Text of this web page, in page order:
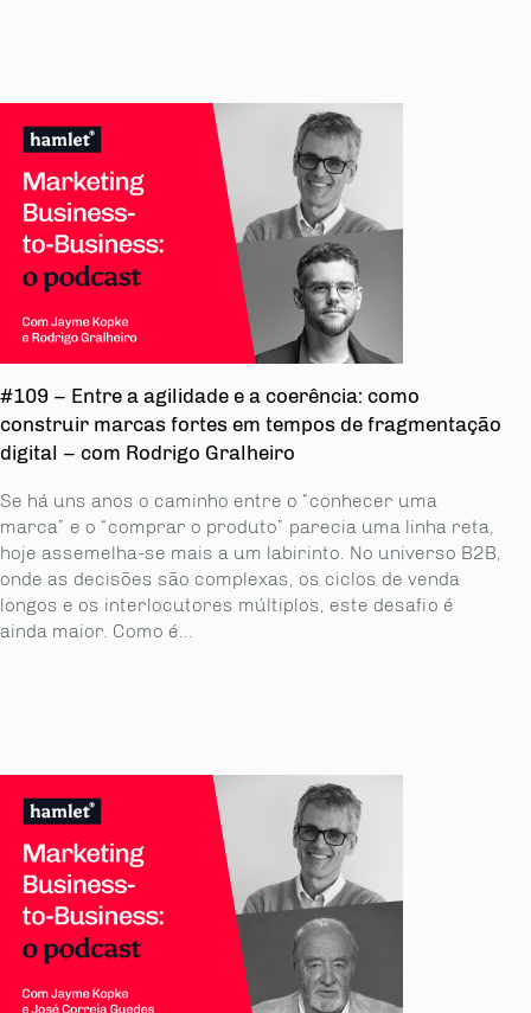
#109 – Entre a agilidade e a coerência: como
construir marcas fortes em tempos de fragmentação
digital – com Rodrigo Gralheiro
Se há uns anos o caminho entre o “conhecer uma
marca” e o “comprar o produto” parecia uma linha reta,
hoje assemelha-se mais a um labirinto. No universo B2B,
onde as decisões são complexas, os ciclos de venda
longos e os interlocutores múltiplos, este desafio é
ainda maior. Como é...